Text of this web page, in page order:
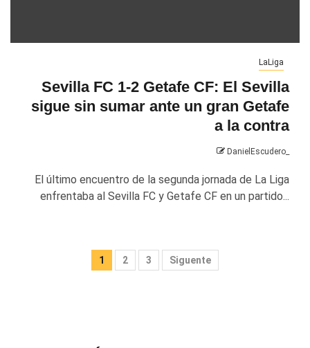
LaLiga
Sevilla FC 1-2 Getafe CF: El Sevilla
sigue sin sumar ante un gran Getafe
a la contra
DanielEscudero_
El último encuentro de la segunda jornada de La Liga
enfrentaba al Sevilla FC y Getafe CF en un partido...
Paginación
1 2 3 Siguente